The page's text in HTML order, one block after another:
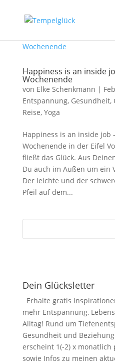
Happiness is an inside
Wochenende
von Elke Schenkmann |
Entspannung, Gesundheit,
Reise, Yoga
Happiness is an inside job
Wochenende in der Eifel
fließt das Glück. Aus
Du auch im Außen um ein
Der leichte und der
Pfeil auf dem...
Dein Glücksletter
Erhalte gratis
mehr Entspannung,
Alltag! Rund um
Gesundheit und
erscheint 1(-2) x monatlich
sowie Infos zu meinen